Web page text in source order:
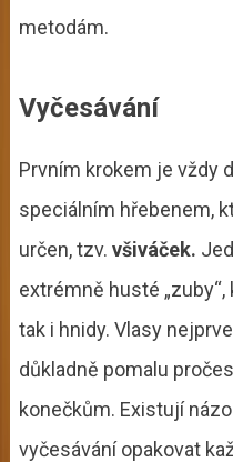
metodám.
Vyčesávání
Prvním krokem je vždy
speciálním hřebenem,
určen, tzv. všiváček.
extrémně husté
tak i hnidy. Vlasy
důkladně pomalu
konečkům. Existují
vyčesávání opakovat